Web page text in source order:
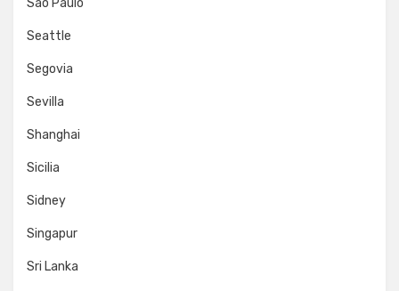
Sao Paulo
Seattle
Segovia
Sevilla
Shanghai
Sicilia
Sidney
Singapur
Sri Lanka